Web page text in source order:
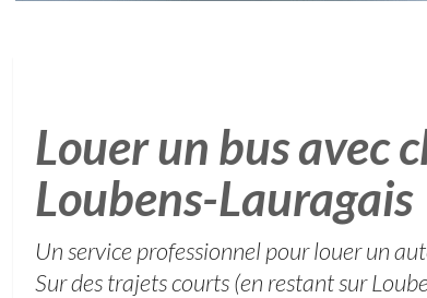
Louer un bus avec
Loubens-Lauragais
Un service professionnel pour louer un
Sur des trajets courts (en restant sur